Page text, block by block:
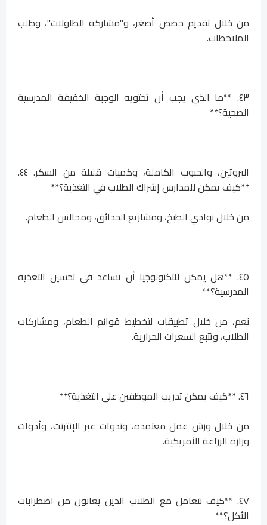
من خلال تقديم حصص أصغر، و"مشاركة الطاولات"، وطلب
الملاحظات.
٤٣. **ما الذي يجب أن تحتويه الوجبة الخفيفة المدرسية
الصحية؟**
البروتين، والحبوب الكاملة، وكميات قليلة من السكر. ٤٤.
**كيف يمكن للمدارس إشراك الطلاب في التغذية؟**
من خلال نوادي الطبخ، ومشاريع الحدائق، ومجالس الطعام.
٤٥. **هل يمكن للتكنولوجيا أن تساعد في تحسين التغذية
المدرسية؟**
نعم، من خلال تطبيقات لتخطيط قوائم الطعام، ومشاركات
الطلاب، وتتبع السعرات الحرارية.
٤٦. **كيف يمكن تدريب الموظفين على التغذية؟**
من خلال ورش عمل معتمدة، وندوات عبر الإنترنت، وأدوات
وزارة الزراعة الأمريكية.
٤٧. **كيف نتعامل مع الطلاب الذين يعانون من اضطرابات
الأكل؟**